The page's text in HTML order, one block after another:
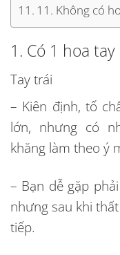
11. Không có
1. Có 1 hoa tay
Tay trái
– Kiên định, tố
lớn, nhưng có
khăng làm theo ý
– Bạn dễ gặp
nhưng sau khi
tiếp.